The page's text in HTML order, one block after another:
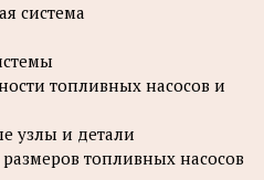
система
топливных насосов и
узлы и детали
топливных насосов